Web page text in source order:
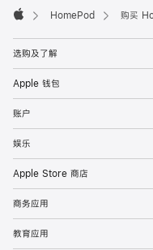
HomePod 购买
选购及了解
Apple 钱包
账户
娱乐
Apple Store 商店
商务应用
教育应用